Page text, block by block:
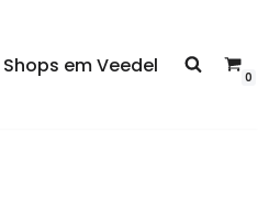
Shops em Veedel 0